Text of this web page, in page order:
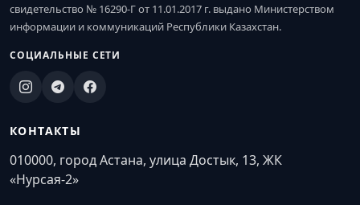
свидетельство № 16290-Г от 11.01.2017 г. выдано Министерством
информации и коммуникаций Республики Казахстан.
СОЦИАЛЬНЫЕ СЕТИ
КОНТАКТЫ
010000, город Астана, улица Достык, 13, ЖК
«Нурсая-2»